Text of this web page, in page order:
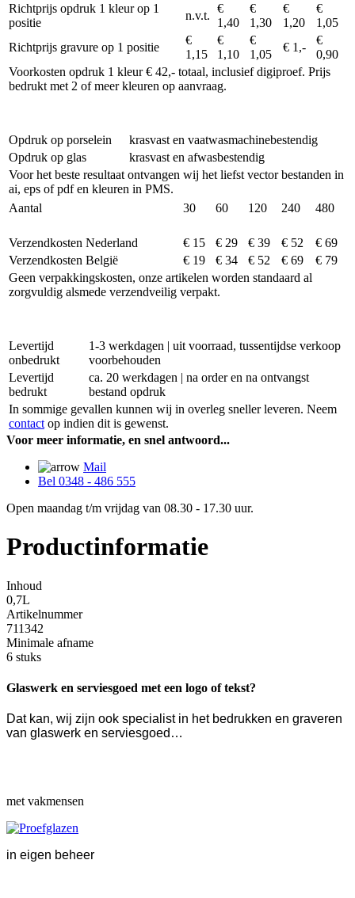
Richtprijs opdruk 1 kleur op 1
positie
n.v.t.
€
1,40
€
1,30
€
1,20
€
1,05
Richtprijs gravure op 1 positie
€
1,15
€
1,10
€
1,05
€ 1,-
€
0,90
Voorkosten opdruk 1 kleur € 42,- totaal, inclusief digiproef. Prijs
bedrukt met 2 of meer kleuren op aanvraag.
Opdruk op porselein
krasvast en vaatwasmachinebestendig
Opdruk op glas
krasvast en afwasbestendig
Voor het beste resultaat ontvangen wij het liefst vector bestanden in
ai, eps of pdf en kleuren in PMS.
Aantal
30 60 120 240 480
Verzendkosten Nederland € 15 € 29 € 39 € 52
€ 69
Verzendkosten België
€ 19 € 34 € 52 € 69
€ 79
Geen verpakkingskosten, onze artikelen worden standaard al
zorgvuldig alsmede verzendveilig verpakt.
Levertijd
onbedrukt
1-3 werkdagen | uit voorraad, tussentijdse verkoop
voorbehouden
Levertijd
bedrukt
ca. 20 werkdagen | na order en na ontvangst
bestand opdruk
In sommige gevallen kunnen wij in overleg sneller leveren. Neem
contact op indien dit is gewenst.
Voor meer informatie, en snel antwoord...
Mail
Bel 0348 - 486 555
Open maandag t/m vrijdag van 08.30 - 17.30 uur.
Productinformatie
Inhoud
0,7L
Artikelnummer
711342
Minimale afname
6 stuks
Glaswerk en serviesgoed met een logo of tekst?
Dat kan, wij zijn ook specialist in het bedrukken en graveren
van glaswerk en serviesgoed…
met vakmensen
in eigen beheer